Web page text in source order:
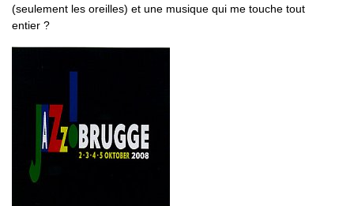
(seulement les oreilles) et une musique qui me touche tout
entier ?